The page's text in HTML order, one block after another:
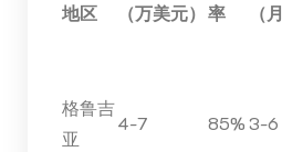
地区
（万美元） 率
（
格鲁吉
亚
4-7 85%3-6